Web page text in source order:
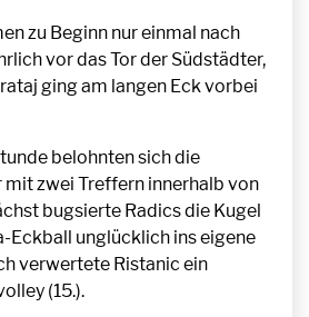
zu Beginn nur einmal nach
vor das Tor der Südstädter,
ging am langen Eck vorbei
belohnten sich die
zwei Treffern innerhalb von
bugsierte Radics die Kugel
Eckball unglücklich ins eigene
verwertete Ristanic ein
(15.).